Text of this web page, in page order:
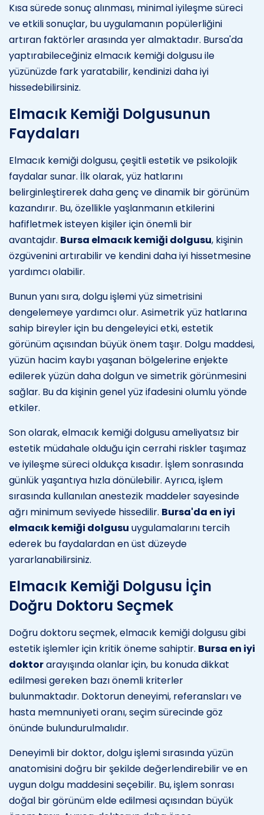
Kısa sürede sonuç alınması, minimal iyileşme süreci
ve etkili sonuçlar, bu uygulamanın popülerliğini
artıran faktörler arasında yer almaktadır. Bursa'da
yaptırabileceğiniz elmacık kemiği dolgusu ile
yüzünüzde fark yaratabilir, kendinizi daha iyi
hissedebilirsiniz.
Elmacık Kemiği Dolgusunun
Faydaları
Elmacık kemiği dolgusu, çeşitli estetik ve psikolojik
faydalar sunar. İlk olarak, yüz hatlarını
belirginleştirerek daha genç ve dinamik bir görünüm
kazandırır. Bu, özellikle yaşlanmanın etkilerini
hafifletmek isteyen kişiler için önemli bir
avantajdır. Bursa elmacık kemiği dolgusu, kişinin
özgüvenini artırabilir ve kendini daha iyi hissetmesine
yardımcı olabilir.
Bunun yanı sıra, dolgu işlemi yüz simetrisini
dengelemeye yardımcı olur. Asimetrik yüz hatlarına
sahip bireyler için bu dengeleyici etki, estetik
görünüm açısından büyük önem taşır. Dolgu maddesi,
yüzün hacim kaybı yaşanan bölgelerine enjekte
edilerek yüzün daha dolgun ve simetrik görünmesini
sağlar. Bu da kişinin genel yüz ifadesini olumlu yönde
etkiler.
Son olarak, elmacık kemiği dolgusu ameliyatsız bir
estetik müdahale olduğu için cerrahi riskler taşımaz
ve iyileşme süreci oldukça kısadır. İşlem sonrasında
günlük yaşantıya hızla dönülebilir. Ayrıca, işlem
sırasında kullanılan anestezik maddeler sayesinde
ağrı minimum seviyede hissedilir. Bursa'da en iyi
elmacık kemiği dolgusu uygulamalarını tercih
ederek bu faydalardan en üst düzeyde
yararlanabilirsiniz.
Elmacık Kemiği Dolgusu İçin
Doğru Doktoru Seçmek
Doğru doktoru seçmek, elmacık kemiği dolgusu gibi
estetik işlemler için kritik öneme sahiptir. Bursa en iyi
doktorarayışında olanlar için, bu konuda dikkat
edilmesi gereken bazı önemli kriterler
bulunmaktadır. Doktorun deneyimi, referansları ve
hasta memnuniyeti oranı, seçim sürecinde göz
önünde bulundurulmalıdır.
Deneyimli bir doktor, dolgu işlemi sırasında yüzün
anatomisini doğru bir şekilde değerlendirebilir ve en
uygun dolgu maddesini seçebilir. Bu, işlem sonrası
doğal bir görünüm elde edilmesi açısından büyük